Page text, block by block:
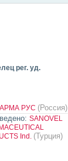
рег. уд.
РУС (Россия)
SANOVEL
Ind. (Турция)